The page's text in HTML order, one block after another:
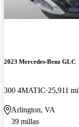
2023 Mercedes-Benz GLC
300 4MATIC 25,911
Arlington, VA
39 millas